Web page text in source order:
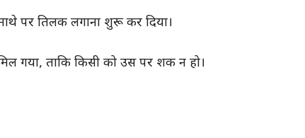
पर तिलक लगाना शुरू कर दिया।
गया, ताकि किसी को उस पर शक न हो।